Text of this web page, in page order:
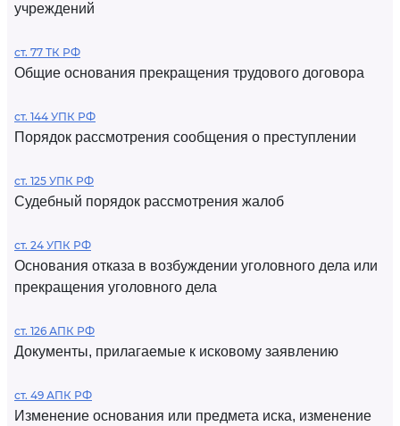
учреждений
ст. 77 ТК РФ
Общие основания прекращения трудового договора
ст. 144 УПК РФ
Порядок рассмотрения сообщения о преступлении
ст. 125 УПК РФ
Судебный порядок рассмотрения жалоб
ст. 24 УПК РФ
Основания отказа в возбуждении уголовного дела или
прекращения уголовного дела
ст. 126 АПК РФ
Документы, прилагаемые к исковому заявлению
ст. 49 АПК РФ
Изменение основания или предмета иска, изменение